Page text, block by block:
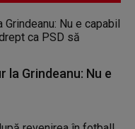
la Grindeanu: Nu e